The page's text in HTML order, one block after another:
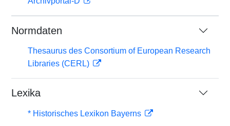
Normdaten
Thesaurus des Consortium of European Research
Libraries (CERL)
Lexika
* Historisches Lexikon Bayerns